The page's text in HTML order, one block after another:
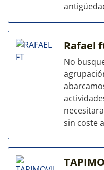
Rafael
No
sin coste